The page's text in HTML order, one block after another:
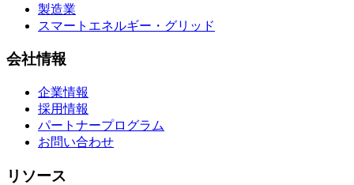
製造業
スマートエネルギー・グリッド
会社情報
企業情報
採用情報
パートナープログラム
お問い合わせ
リソース